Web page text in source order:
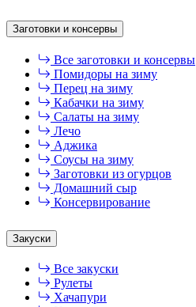
Заготовки и консервы
Все заготовки и консервы
Помидоры на зиму
Перец на зиму
Кабачки на зиму
Салаты на зиму
Лечо
Аджика
Соусы на зиму
Заготовки из огурцов
Домашний сыр
Консервирование
Закуски
Все закуски
Рулеты
Хачапури